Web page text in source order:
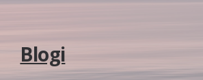
Blogi